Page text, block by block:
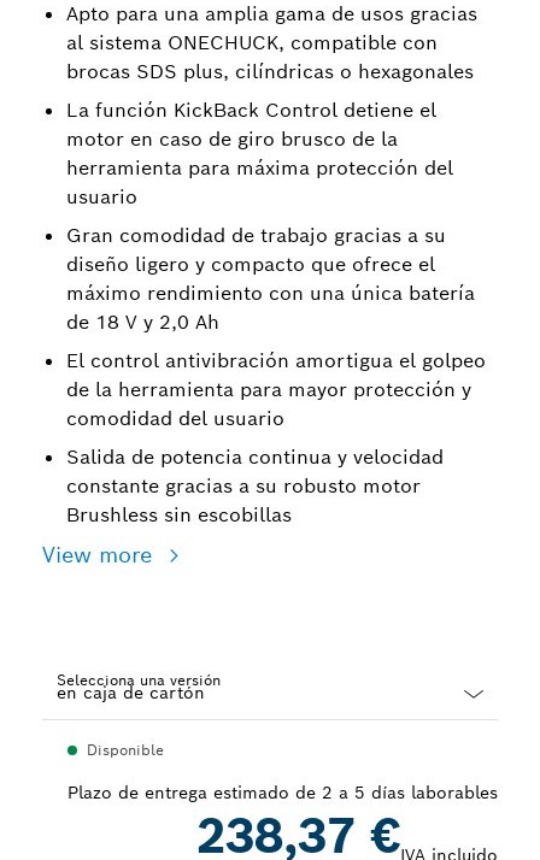
Apto para una amplia gama de usos gracias
al sistema ONECHUCK, compatible con
brocas SDS plus, cilíndricas o hexagonales
La función KickBack Control detiene el
motor en caso de giro brusco de la
herramienta para máxima protección del
usuario
Gran comodidad de trabajo gracias a su
diseño ligero y compacto que ofrece el
máximo rendimiento con una única batería
de 18 V y 2,0 Ah
El control antivibración amortigua el golpeo
de la herramienta para mayor protección y
comodidad del usuario
Salida de potencia continua y velocidad
constante gracias a su robusto motor
Brushless sin escobillas
View more
Selecciona una versión
closedDisponible
Plazo de entrega estimado de 2 a 5 días laborables
238,37 €IVA incluido